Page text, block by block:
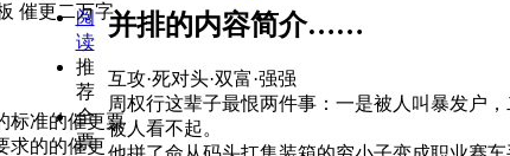
催更二万字
标准的催更票
求的的催更
阅
读
推
荐
全
票
并排的内容简介……
互攻·死对头·双富·强强
周权行这辈子最恨两件事：一是被人叫暴发户，
被人看不起。